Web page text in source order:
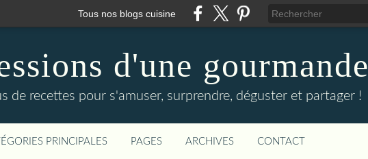
Tous nos blogs cuisine
d'une gourmande
de recettes pour s'amuser, surprendre, déguster et partager !
PRINCIPALES PAGES ARCHIVES CONTACT